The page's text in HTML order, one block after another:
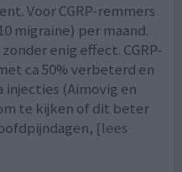
Voor CGRP-remmers
migraine) per maand.
enig effect. CGRP-
ca 50% verbeterd en
injecties (Aimovig en
te kijken of dit beter
[lees